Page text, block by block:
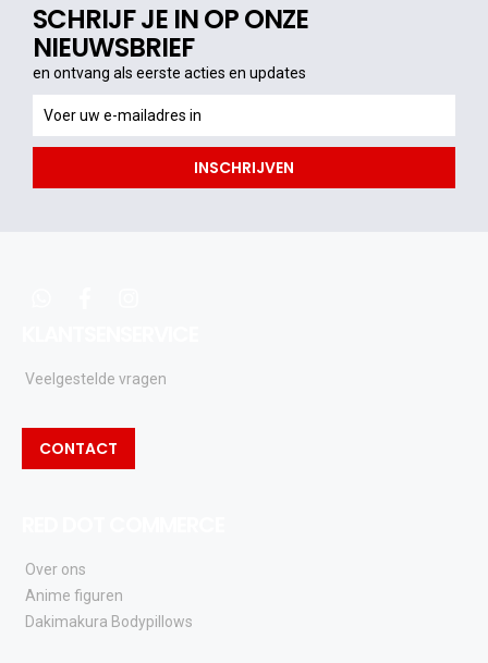
SCHRIJF JE IN OP ONZE
NIEUWSBRIEF
en ontvang als eerste acties en updates
ontvang
als
acties
INSCHRIJVEN
Veelgestelde vragen
CONTACT
Over ons
Anime figuren
Dakimakura Bodypillows